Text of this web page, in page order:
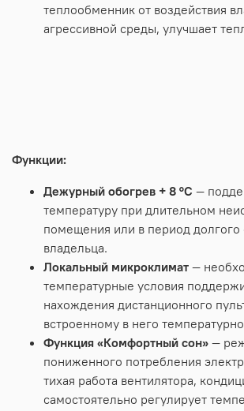
теплообменник от воздействия
агрессивной среды, улучшает
Функции:
Дежурный обогрев + 8 °С —
температуру при длительном
помещения или в период долгого
владельца.
Локальный микроклимат —
температурные условия
нахождения дистанционного
встроенному в него
Функция «Комфортный сон» —
пониженного потребления
тихая работа вентилятора,
самостоятельно регулирует